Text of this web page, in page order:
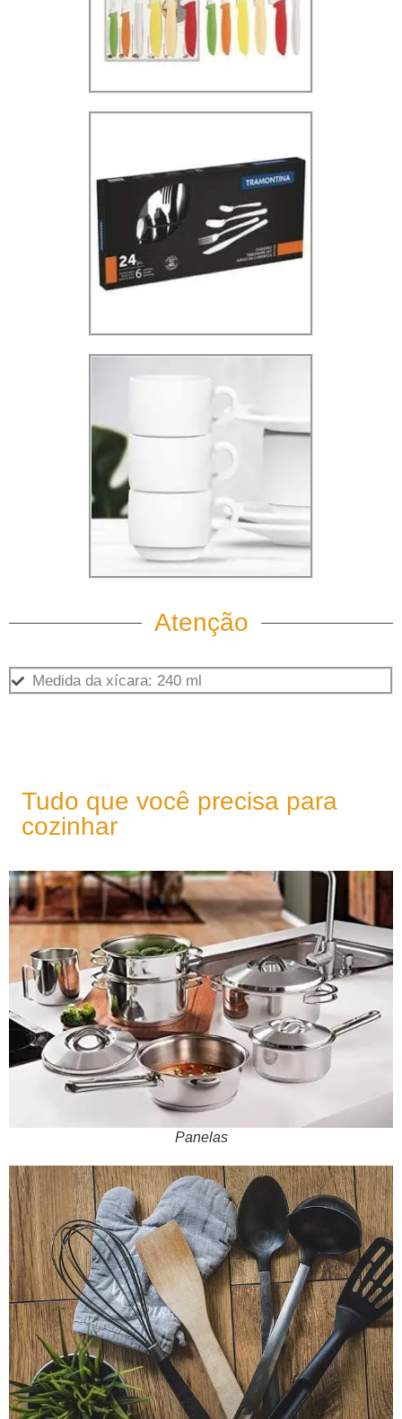
Atenção
Medida da xícara: 240 ml
Tudo que você precisa para
cozinhar
Panelas